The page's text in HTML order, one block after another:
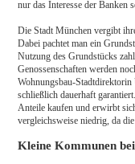
nur das Interesse der Banken
Die Stadt München vergibt
Dabei pachtet man ein
Nutzung des Grundstücks
Genossenschaften werden
Wohnungsbau-
schließlich dauerhaft
Anteile kaufen und erwirbt
vergleichsweise niedrig, da
Kleine Kommunen